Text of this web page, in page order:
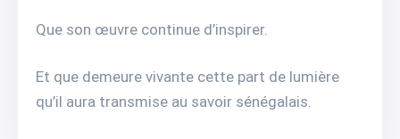
Que son œuvre continue d’inspirer.
Et que demeure vivante cette part de lumière
qu’il aura transmise au savoir sénégalais.